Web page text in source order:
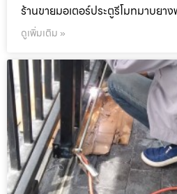
ร้านขายมอเตอร์ประตูรีโมทมาบยา
ดูเพิ่มเติม »